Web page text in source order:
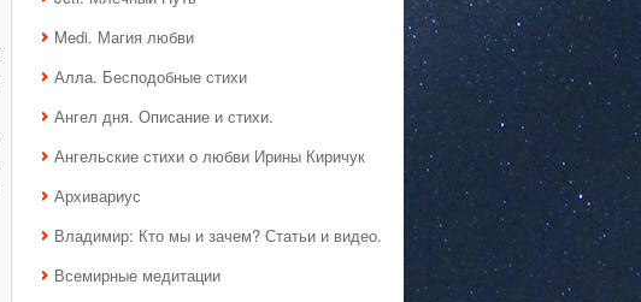
Medi. Магия любви
Алла. Бесподобные стихи
Ангел дня. Описание и стихи.
Ангельские стихи о любви Ирины Киричук
Архивариус
Владимир: Кто мы и зачем? Статьи и видео.
Всемирные медитации